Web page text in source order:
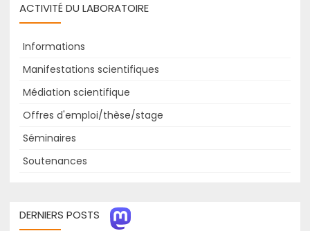
ACTIVITÉ DU LABORATOIRE
Informations
Manifestations scientifiques
Médiation scientifique
Offres d'emploi/thèse/stage
Séminaires
Soutenances
DERNIERS POSTS